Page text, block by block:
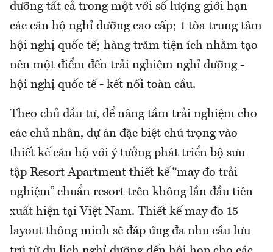
dưỡng tất cả trong một với số lượng giới hạn
các căn hộ nghỉ dưỡng cao cấp; 1 tòa trung tâm
hội nghị quốc tế; hàng trăm tiện ích nhằm tạo
nên một điểm đến trải nghiệm nghỉ dưỡng -
hội nghị quốc tế - kết nối toàn cầu.
Theo chủ đầu tư, để nâng tầm trải nghiệm cho
các chủ nhân, dự án đặc biệt chú trọng vào
thiết kế căn hộ với ý tưởng phát triển bộ sưu
tập Resort Apartment thiết kế “may đo trải
nghiệm” chuẩn resort trên không lần đầu tiên
xuất hiện tại Việt Nam. Thiết kế may đo 15
layout thông minh sẽ đáp ứng đa nhu cầu lưu